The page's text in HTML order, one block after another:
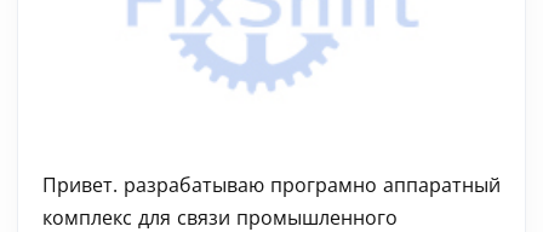
Привет. разрабатываю програмно аппаратный
комплекс для связи промышленного